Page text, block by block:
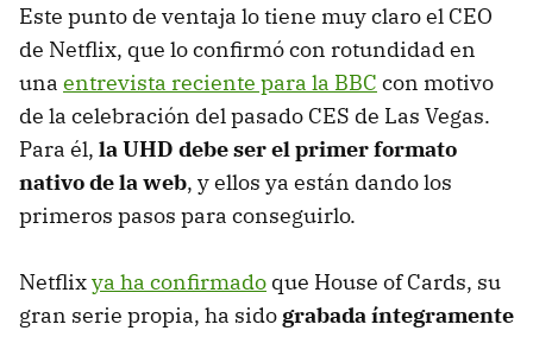
Este punto de ventaja lo tiene muy claro el CEO
de Netflix, que lo confirmó con rotundidad en
una entrevista reciente para la BBC con motivo
de la celebración del pasado CES de Las Vegas.
Para él, la UHD debe ser el primer formato
nativo de la web, y ellos ya están dando los
primeros pasos para conseguirlo.
Netflixya ha confirmado que House of Cards, su
gran serie propia, ha sido grabada íntegramente